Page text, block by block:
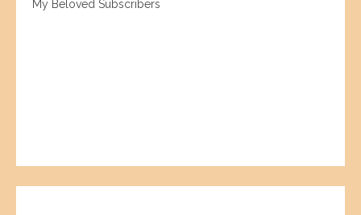
My Beloved Subscribers